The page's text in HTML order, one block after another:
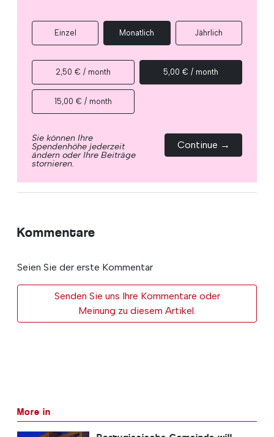
Einzel Monatlich Jährlich
2,50 € / month 5,00 € / month
15,00 € / month
Sie können Ihre
Spendenhöhe jederzeit
ändern oder Ihre Beiträge
stornieren.
Continue →
Kommentare
Seien Sie der erste Kommentar
Senden Sie uns Ihre Kommentare oder
Meinung zu diesem Artikel.
More in